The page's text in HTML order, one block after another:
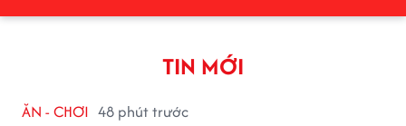
TIN MỚI
ĂN - CHƠI 48 phút trước